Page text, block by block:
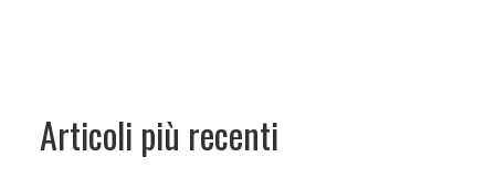
Articoli più recenti